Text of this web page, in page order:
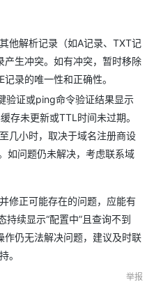
他解析记录（如A记录、TXT记
产生冲突。如有冲突，暂时移除
录的唯一性和正确性。
验证或ping命令验证结果显示
存未更新或TTL时间未过期。
几小时，取决于域名注册商设
如问题仍未解决，考虑联系域
修正可能存在的问题，应能有
续显示“配置中”且查询不到
仍无法解决问题，建议及时联
。
举报